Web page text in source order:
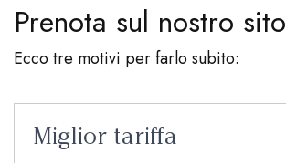
Prenota sul nostro sito
Ecco tre motivi per farlo subito:
Miglior tariffa